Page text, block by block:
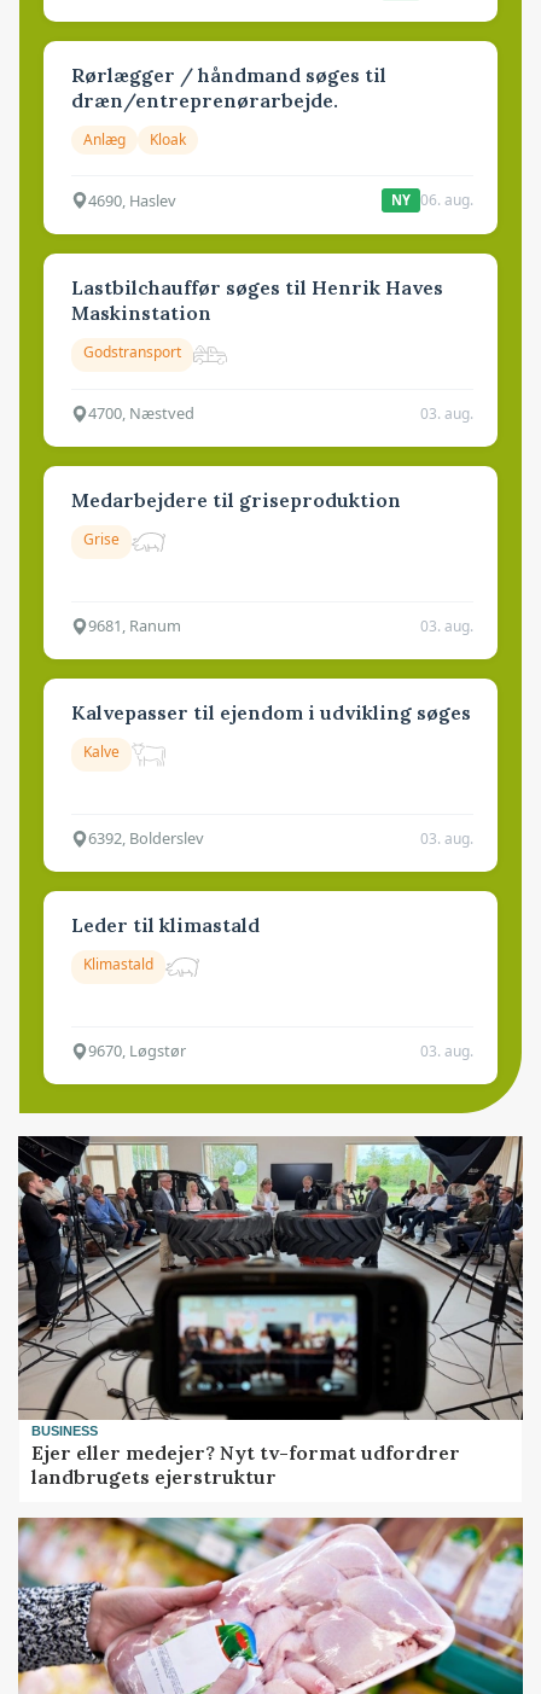
Rørlægger / håndmand søges til
dræn/entreprenørarbejde.
Anlæg Kloak
4690, Haslev NY 06. aug.
Lastbilchauffør søges til Henrik Haves
Maskinstation
Godstransport
4700, Næstved 03. aug.
Medarbejdere til griseproduktion
Grise
9681, Ranum 03. aug.
Kalvepasser til ejendom i udvikling søges
Kalve
6392, Bolderslev 03. aug.
Leder til klimastald
Klimastald
9670, Løgstør 03. aug.
BUSINESS
Ejer eller medejer? Nyt tv-format udfordrer
landbrugets ejerstruktur